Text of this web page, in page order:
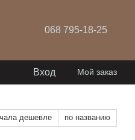
068 795-18-25
Вход Мой заказ
дешевле по названию